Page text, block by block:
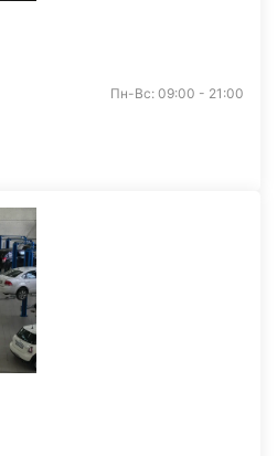
Пн-Вс: 09:00 - 21:00